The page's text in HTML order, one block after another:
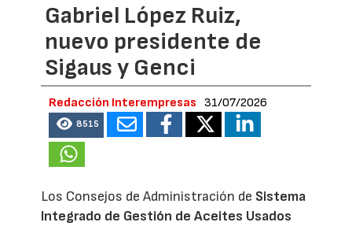
Gabriel López Ruiz,
nuevo presidente de
Sigaus y Genci
Redacción Interempresas 31/07/2026
8515
Los Consejos de Administración de Sistema
Integrado de Gestión de Aceites Usados